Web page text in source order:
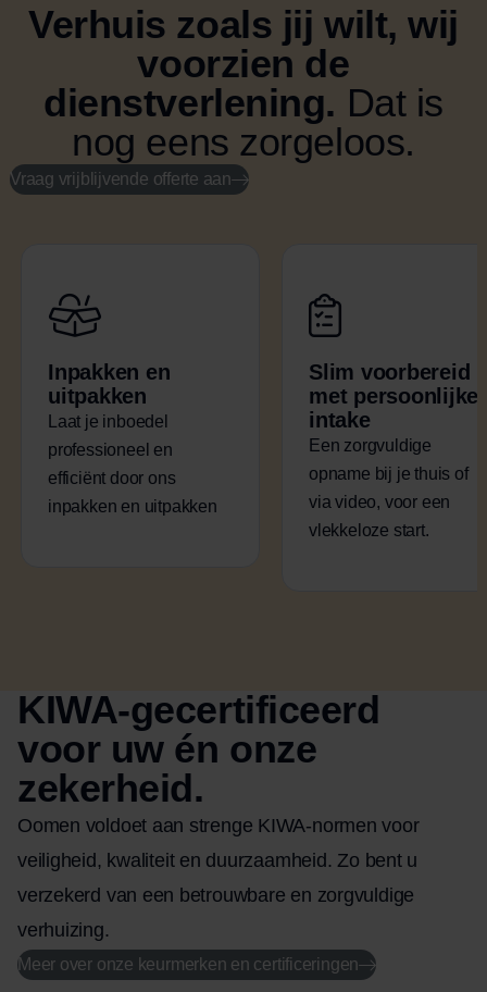
Verhuis zoals jij wilt, wij
voorzien de
dienstverlening. Dat is
nog eens zorgeloos.
Vraag vrijblijvende offerte aan
Inpakken en
uitpakken
Laat je inboedel
professioneel en
efficiënt door ons
inpakken en uitpakken
Slim voorbereid
met persoonlijke
intake
Een zorgvuldige
opname bij je thuis of
via video, voor een
vlekkeloze start.
KIWA-gecertificeerd
voor uw én onze
zekerheid.
Oomen voldoet aan strenge KIWA-normen voor
veiligheid, kwaliteit en duurzaamheid. Zo bent u
verzekerd van een betrouwbare en zorgvuldige
verhuizing.
Meer over onze keurmerken en certificeringen